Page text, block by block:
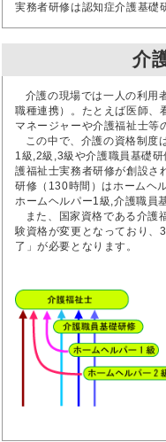
実務者研修は認知症介護基礎
介
介護の現場では一人の利用
職種連携）。たとえば医師、
マネージャーや介護福祉士等
この中で、介護の資格制度
1級,2級,3級や介護職員基礎
護福祉士実務者研修が創設さ
研修（130時間）はホームヘ
ホームヘルパー1級,介護職員
また、国家資格である介護
験資格が変更となっており、
了」が必要となります。